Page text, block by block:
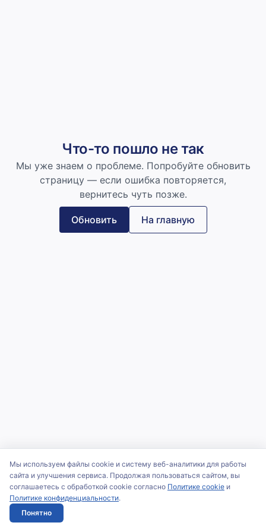
Что-то пошло не так
Мы уже знаем о проблеме. Попробуйте обновить
страницу — если ошибка повторяется,
вернитесь чуть позже.
Обновить На главную
Мы используем файлы cookie и систему веб-аналитики для работы
сайта и улучшения сервиса. Продолжая пользоваться сайтом, вы
соглашаетесь с обработкой cookie согласно Политике cookie и
Политике конфиденциальности.
Понятно